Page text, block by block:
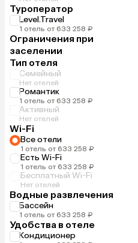
Туроператор
Level.Travel
1 отель от 633 258 ₽
Ограничения при
заселении
Тип отеля
Семейный
Нет отелей
Романтик
1 отель от 633 258 ₽
Активный
Нет отелей
Wi-Fi
Все отели
1 отель от 633 258 ₽
Есть Wi-Fi
1 отель от 633 258 ₽
Бесплатный Wi-Fi
Нет отелей
Водные развлечения
Бассейн
1 отель от 633 258 ₽
Удобства в отеле
Кондиционер